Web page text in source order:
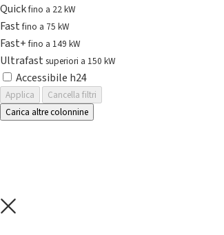
Quickfino a 22 kW
Fastfino a 75 kW
Fast+fino a 149 kW
Ultrafast superiori a 150 kW
Accessibile h24
Applica
Cancella filtri
Carica altre colonnine